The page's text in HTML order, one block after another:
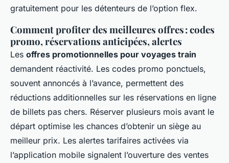
gratuitement pour les détenteurs de l’option flex.
Comment profiter des meilleures offres : codes
promo, réservations anticipées, alertes
Les offres promotionnelles pour voyages train
demandent réactivité. Les codes promo ponctuels,
souvent annoncés à l’avance, permettent des
réductions additionnelles sur les réservations en ligne
de billets pas chers. Réserver plusieurs mois avant le
départ optimise les chances d’obtenir un siège au
meilleur prix. Les alertes tarifaires activées via
l’application mobile signalent l’ouverture des ventes